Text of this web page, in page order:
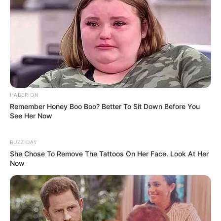
HABERION
Remember Honey Boo Boo? Better To Sit Down Before You
See Her Now
BUZZ DAY
She Chose To Remove The Tattoos On Her Face. Look At Her
Now